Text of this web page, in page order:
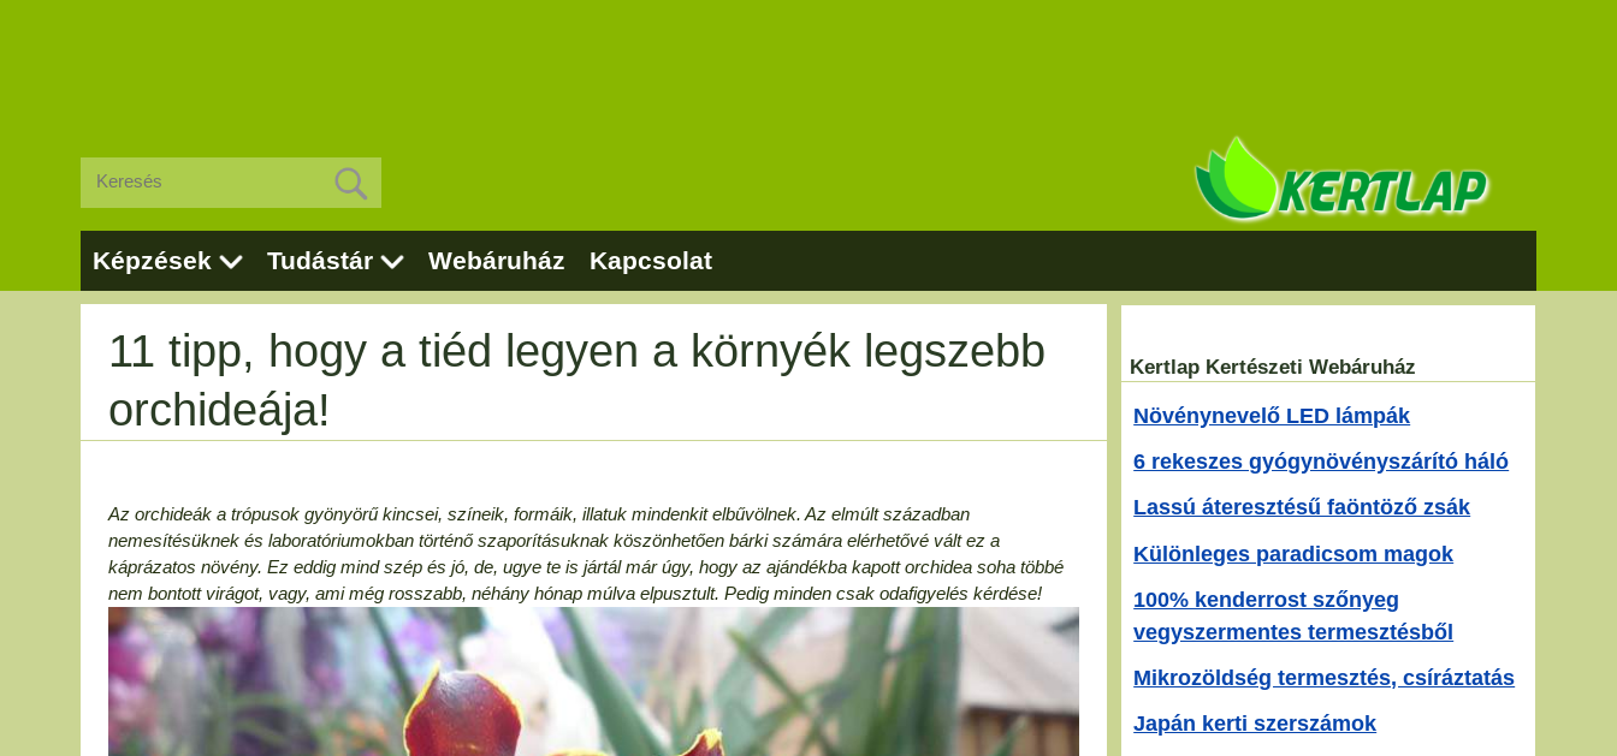
Képzések Tudástár Webáruház Kapcsolat
11 tipp, hogy a tiéd legyen a környék legszebb
orchideája!
Az orchideák a trópusok gyönyörű kincsei, színeik, formáik, illatuk mindenkit elbűvölnek. Az elmúlt században
nemesítésüknek és laboratóriumokban történő szaporításuknak köszönhetően bárki számára elérhetővé vált ez a
káprázatos növény. Ez eddig mind szép és jó, de, ugye te is jártál már úgy, hogy az ajándékba kapott orchidea soha többé
nem bontott virágot, vagy, ami még rosszabb, néhány hónap múlva elpusztult. Pedig minden csak odafigyelés kérdése!
Kertlap Kertészeti Webáruház
Növénynevelő LED lámpák
6 rekeszes gyógynövényszárító háló
Lassú áteresztésű faöntöző zsák
Különleges paradicsom magok
100% kenderrost szőnyeg
vegyszermentes termesztésből
Mikrozöldség termesztés, csíráztatás
Japán kerti szerszámok